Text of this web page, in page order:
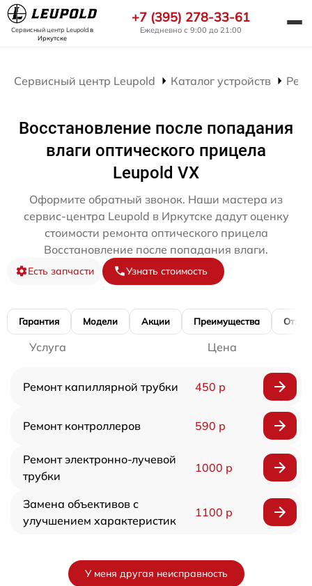
Сервисный центр Leupoldв
Иркутске
+7 (395) 278-33-61
Ежедневно с 9:00 до 21:00
Сервисный центр Leupold Каталог устройств
Восстановление после попадания
влаги оптического прицела
Leupold VX
Оформите обратный звонок. Наши мастера из
сервис-центра Leupold в Иркутске дадут оценку
стоимости ремонта оптического прицела
Восстановление после попадания влаги.
Есть запчасти Узнать стоимость
Гарантия Модели Акции Преимущества
Услуга Цена
Ремонт капиллярной трубки 450 р
Ремонт контроллеров 590 р
Ремонт электронно-лучевой
трубки
1000 р
Замена объективов с
улучшением характеристик
1100 р
У меня другая неисправность